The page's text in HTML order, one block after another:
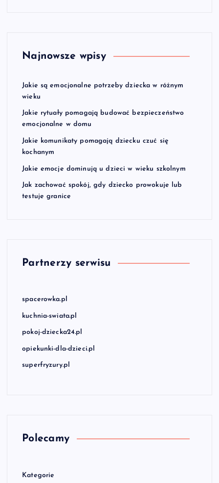
Najnowsze wpisy
Jakie są emocjonalne potrzeby dziecka w różnym
wieku
Jakie rytuały pomagają budować bezpieczeństwo
emocjonalne w domu
Jakie komunikaty pomagają dziecku czuć się
kochanym
Jakie emocje dominują u dzieci w wieku szkolnym
Jak zachować spokój, gdy dziecko prowokuje lub
testuje granice
Partnerzy serwisu
spacerowka.pl
kuchnia-swiata.pl
pokoj-dziecka24.pl
opiekunki-dla-dzieci.pl
superfryzury.pl
Polecamy
Kategorie